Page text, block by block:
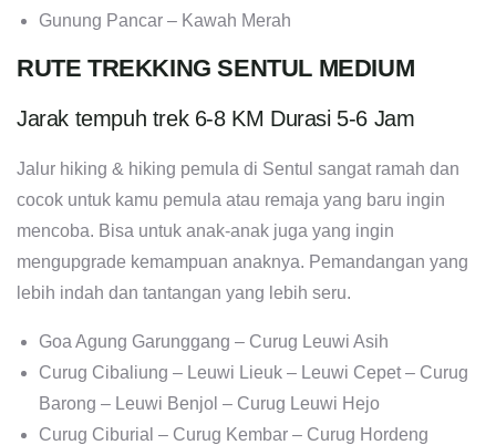
Gunung Pancar – Kawah Merah
RUTE TREKKING SENTUL MEDIUM
Jarak tempuh trek 6-8 KM Durasi 5-6 Jam
Jalur hiking & hiking pemula di Sentul sangat ramah dan
cocok untuk kamu pemula atau remaja yang baru ingin
mencoba. Bisa untuk anak-anak juga yang ingin
mengupgrade kemampuan anaknya. Pemandangan yang
lebih indah dan tantangan yang lebih seru.
Goa Agung Garunggang – Curug Leuwi Asih
Curug Cibaliung – Leuwi Lieuk – Leuwi Cepet – Curug
Barong – Leuwi Benjol – Curug Leuwi Hejo
Curug Ciburial – Curug Kembar – Curug Hordeng